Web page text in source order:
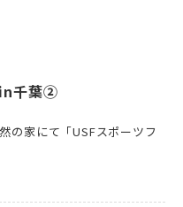
in千葉②
の家にて「USFスポーツフ